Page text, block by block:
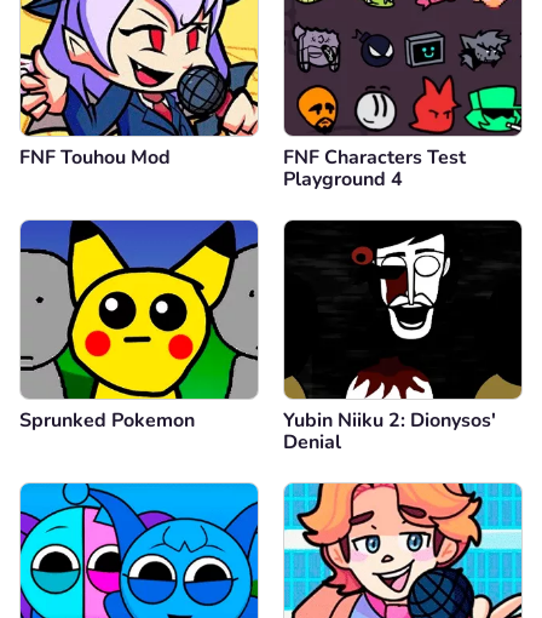
FNF Touhou Mod
FNF Characters Test
Playground 4
Sprunked Pokemon
Yubin Niiku 2: Dionysos'
Denial